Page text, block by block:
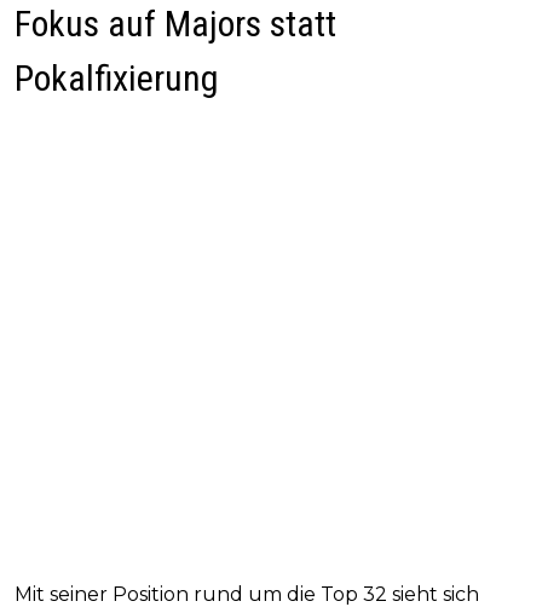
Fokus auf Majors statt
Pokalfixierung
Mit seiner Position rund um die Top 32 sieht sich